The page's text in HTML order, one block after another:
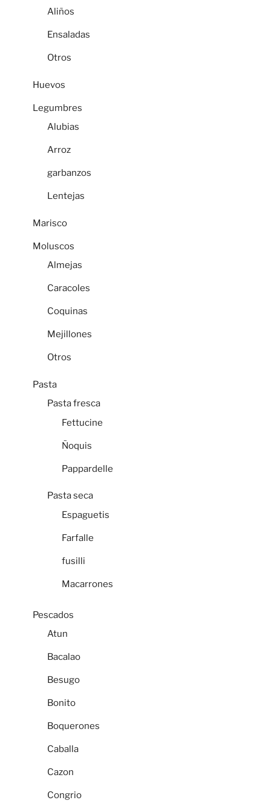
Aliños
Ensaladas
Otros
Huevos
Legumbres
Alubias
Arroz
garbanzos
Lentejas
Marisco
Moluscos
Almejas
Caracoles
Coquinas
Mejillones
Otros
Pasta
Pasta fresca
Fettucine
Ñoquis
Pappardelle
Pasta seca
Espaguetis
Farfalle
fusilli
Macarrones
Pescados
Atun
Bacalao
Besugo
Bonito
Boquerones
Caballa
Cazon
Congrio